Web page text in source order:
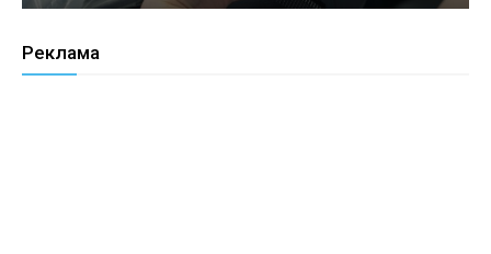
Реклама